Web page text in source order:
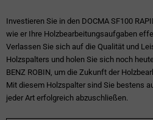
Investieren Sie in den DOCMA SF100
wie er Ihre Holzbearbeitungsaufgaben
Verlassen Sie sich auf die Qualität und
Holzspalters und holen Sie sich noch
BENZ ROBIN, um die Zukunft der
Mit diesem Holzspalter sind Sie bestens
jeder Art erfolgreich abzuschließen.